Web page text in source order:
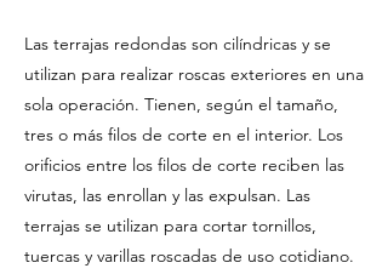
Las terrajas redondas son cilíndricas y se
utilizan para realizar roscas exteriores en una
sola operación. Tienen, según el tamaño,
tres o más filos de corte en el interior. Los
orificios entre los filos de corte reciben las
virutas, las enrollan y las expulsan. Las
terrajas se utilizan para cortar tornillos,
tuercas y varillas roscadas de uso cotidiano.